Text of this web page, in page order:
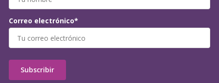
Correo electrónico*
Subscribir